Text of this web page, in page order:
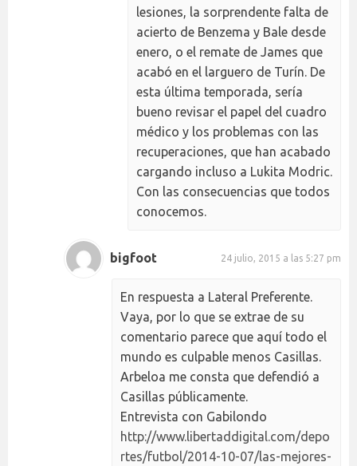
lesiones, la sorprendente falta de
acierto de Benzema y Bale desde
enero, o el remate de James que
acabó en el larguero de Turín. De
esta última temporada, sería
bueno revisar el papel del cuadro
médico y los problemas con las
recuperaciones, que han acabado
cargando incluso a Lukita Modric.
Con las consecuencias que todos
conocemos.
bigfoot 24 julio, 2015 a las 5:27 pm
En respuesta a Lateral Preferente.
Vaya, por lo que se extrae de su
comentario parece que aquí todo el
mundo es culpable menos Casillas.
Arbeloa me consta que defendió a
Casillas públicamente.
Entrevista con Gabilondo
http://www.libertaddigital.com/depo
rtes/futbol/2014-10-07/las-mejores-